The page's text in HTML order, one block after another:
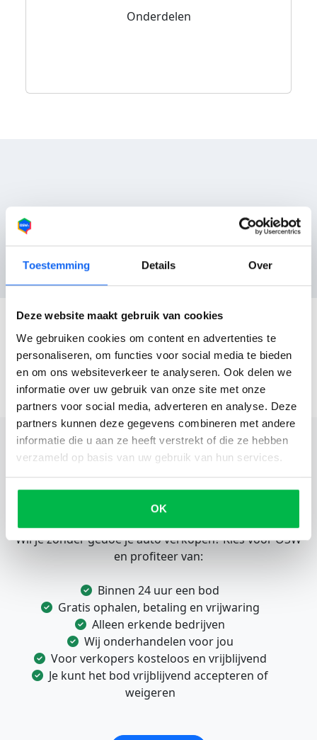
Toestemming Details Over
Deze website maakt gebruik van cookies
We gebruiken cookies om content en advertenties te
personaliseren, om functies voor social media te bieden
en om ons websiteverkeer te analyseren. Ook delen we
informatie over uw gebruik van onze site met onze
partners voor social media, adverteren en analyse. Deze
partners kunnen deze gegevens combineren met andere
informatie die u aan ze heeft verstrekt of die ze hebben
verzameld op basis van uw gebruik van hun services.
OK
Onderdelen
Nog geen reviews
Eenvoudig en snel je voertuig
verkopen?
Wil je zonder gedoe je auto verkopen? Kies voor OSW
en profiteer van:
Binnen 24 uur een bod
Gratis ophalen, betaling en vrijwaring
Alleen erkende bedrijven
Wij onderhandelen voor jou
Voor verkopers kosteloos en vrijblijvend
Je kunt het bod vrijblijvend accepteren of
weigeren